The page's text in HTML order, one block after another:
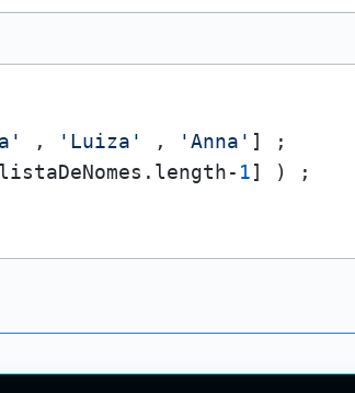
, 'Luiza' , 'Anna'
length- 1